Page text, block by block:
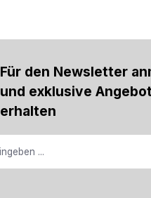
Für den Newsletter
und exklusive
erhalten